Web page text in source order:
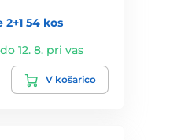
54 kos
12. 8. pri vas
V košarico